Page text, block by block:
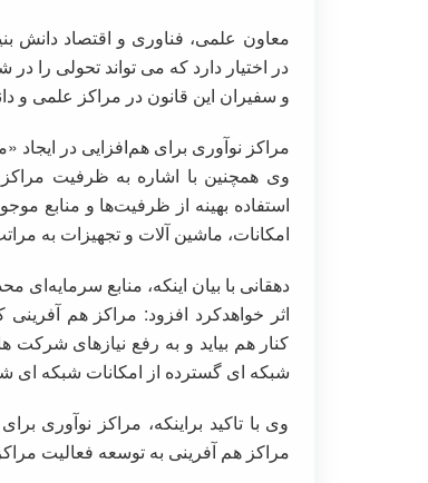
معاون علمی، فناوری و اقتصاد دانش
در اختیار دارد که می تواند تحولی را
و سفیران این قانون در مراکز علمی و
مراکز نوآوری برای هم‌افزایی در
وی همچنین با اشاره به ظرفیت مراکز
استفاده بهینه از ظرفیت‌ها و منابع
امکانات، ماشین آلات و تجهیزات به
دهقانی با بیان اینکه، منابع
اثر خواهدکرد افزود: مراکز هم
کنار هم بیاید و به رفع نیازهای
شبکه ای گسترده از امکانات شبکه ای
وی با تاکید براینکه، مراکز نوآوری
مراکز هم آفرینی به توسعه فعالیت